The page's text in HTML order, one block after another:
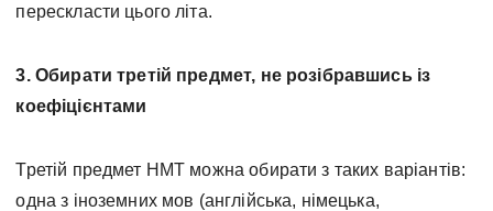
перескласти цього літа.
3. Обирати третій предмет, не розібравшись із
коефіцієнтами
Третій предмет НМТ можна обирати з таких варіантів:
одна з іноземних мов (англійська, німецька,